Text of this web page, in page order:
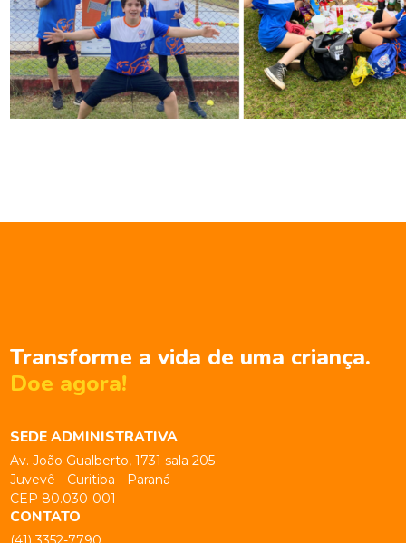
Transforme a vida de uma criança.
Doe agora!
SEDE ADMINISTRATIVA
Av. João Gualberto, 1731 sala 205
Juvevê - Curitiba - Paraná
CEP 80.030-001
CONTATO